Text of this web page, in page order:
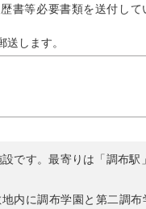
書等必要書類を送付し
します。
です。最寄りは「調布
内に調布学園と第二調